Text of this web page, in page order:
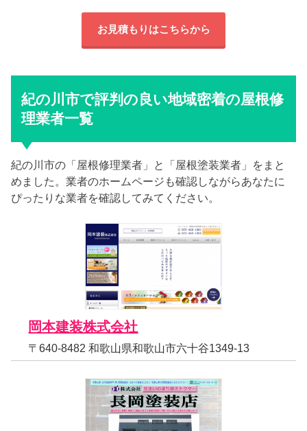
お見積もりはこちらから
紀の川市で評判の良い地域密着の屋根修
理業者一覧
紀の川市の「屋根修理業者」と「屋根塗装業者」をまと
めました。業者のホームページも確認しながらあなたに
ぴったりな業者を確認してみてください。
岡本建装株式会社
〒640-8482 和歌山県和歌山市六十谷1349-13